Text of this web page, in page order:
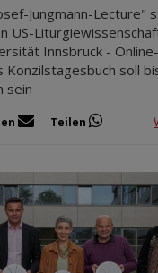
Jungmann-Lecture"
US-
Innsbruck -
Konzilstagesbuch soll
sein
Teilen